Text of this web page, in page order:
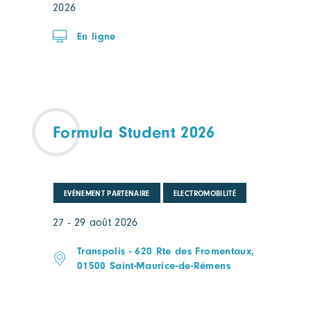
2026
En ligne
Formula Student 2026
EVÉNEMENT PARTENAIRE ELECTROMOBILITÉ
27 - 29 août 2026
Transpolis - 620 Rte des Fromentaux,
01500 Saint-Maurice-de-Rémens